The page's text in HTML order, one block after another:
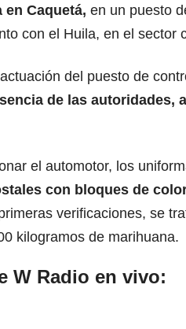
en Caquetá, en un puesto
con el Huila, en el sector
del puesto de
de las autoridades,
el automotor, los
con bloques de
verificaciones, se
kilogramos de marihuana.
W Radio en vivo: